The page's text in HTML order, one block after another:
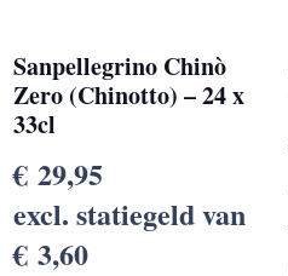
Sanpellegrino Chinò
Zero (Chinotto) – 24 x
33cl
€ 29,95
excl. statiegeld van
€ 3,60